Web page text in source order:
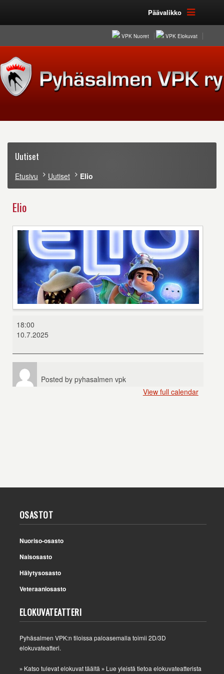
Päävalikko
VPK Nuoret VPK Elokuvat
Uutiset
Etusivu Uutiset Elio
Elio
18:00
10.7.2025
Posted by pyhasalmen vpk
View full calendar
OSASTOT
Nuoriso-osasto
Naisosasto
Hälytysosasto
Veteraaniosasto
ELOKUVATEATTERI
Pyhäsalmen VPK:n tiloissa paloasemalla toimii 2D/3D
elokuvateatteri.
» Katso tulevat elokuvat täältä » Lue yleistä tietoa elokuvateatterista